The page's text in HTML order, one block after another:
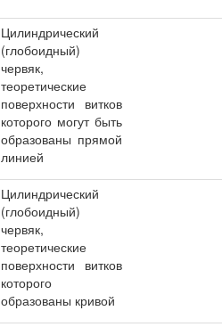
Цилиндрический
(глобоидный)
червяк,
теоретические
поверхности витков
которого могут быть
образованы прямой
линией
Цилиндрический
(глобоидный)
червяк,
теоретические
поверхности витков
которого
образованы кривой